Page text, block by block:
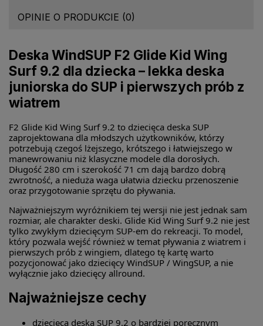
OPINIE O PRODUKCIE (0)
Deska WindSUP F2 Glide Kid Wing
Surf 9.2 dla dziecka – lekka deska
juniorska do SUP i pierwszych prób z
wiatrem
F2 Glide Kid Wing Surf 9.2 to dziecięca deska SUP
zaprojektowana dla młodszych użytkowników, którzy
potrzebują czegoś lżejszego, krótszego i łatwiejszego w
manewrowaniu niż klasyczne modele dla dorosłych.
Długość 280 cm i szerokość 71 cm dają bardzo dobrą
zwrotność, a nieduża waga ułatwia dziecku przenoszenie
oraz przygotowanie sprzętu do pływania.
Najważniejszym wyróżnikiem tej wersji nie jest jednak sam
rozmiar, ale charakter deski. Glide Kid Wing Surf 9.2 nie jest
tylko zwykłym dziecięcym SUP-em do rekreacji. To model,
który pozwala wejść również w temat pływania z wiatrem i
pierwszych prób z wingiem, dlatego tę kartę warto
pozycjonować jako dziecięcy WindSUP / WingSUP, a nie
wyłącznie jako dziecięcy allround.
Najważniejsze cechy
dziecięca deska SUP 9.2 o bardziej poręcznym